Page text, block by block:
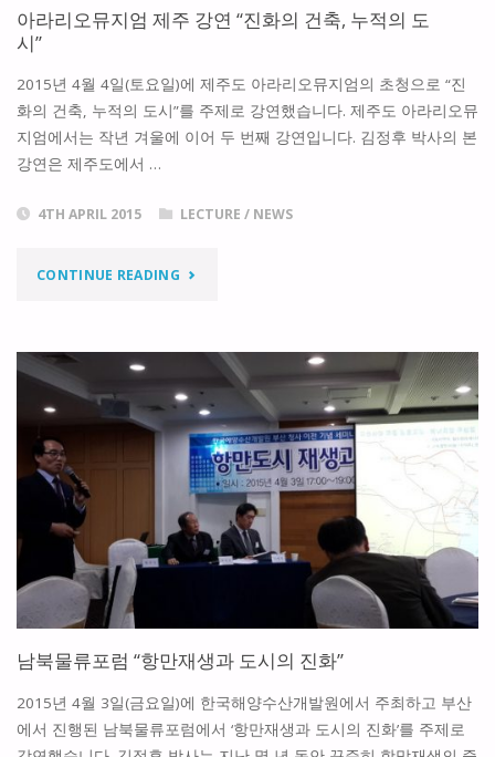
래”"
한
건
축
산
아라리오뮤지엄 제주 강연 “진화의 건축, 누적의 도
시”
2015년 4월 4일(토요일)에 제주도 아라리오뮤지엄의 초청으로 “진
화의 건축, 누적의 도시”를 주제로 강연했습니다. 제주도 아라리오뮤
지엄에서는 작년 겨울에 이어 두 번째 강연입니다. 김정후 박사의 본
강연은 제주도에서 …
4TH APRIL 2015 LECTURE / NEWS
CONTINUE READING"아
오
뮤
지
엄
주
강
연
남북물류포럼 “항만재생과 도시의 진화”
2015년 4월 3일(금요일)에 한국해양수산개발원에서 주최하고 부산
에서 진행된 남북물류포럼에서 ‘항만재생과 도시의 진화’를 주제로